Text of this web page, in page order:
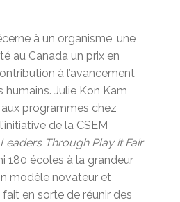
à un organisme, une
au Canada un prix en
à l’avancement
humains. Julie Kon Kam
programmes chez
de la CSEM
Through Play it Fair
180 écoles à la grandeur
modèle novateur et
en sorte de réunir des